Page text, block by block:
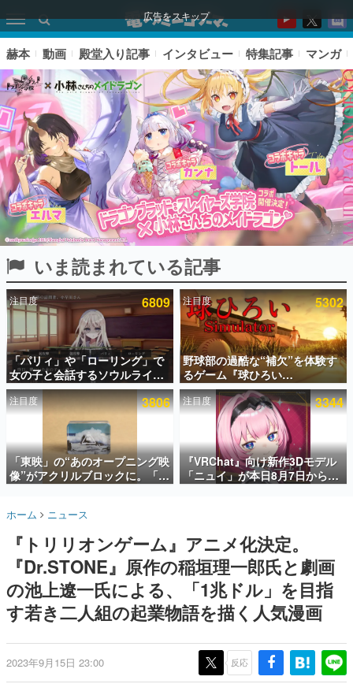
広告をスキップ
ピックアップ
電ファミのいま読まれている記事ランキング
アプリセール情報
インタビュー
連載・特集一覧
殿堂入り記事
SNS拡散数が数千以上！ ページビュー数万以上！ などな
ど。多くの人々に読まれた、電ファミ渾身の“殿堂入り”記
事をまとめました。
名作ゲームクリエイターの方々に製作時のエピソードをお
きます。
赫本
この物語を解いてはいけない。『赫本』は、〈試験問題〉
の形をした短編ホラー小説集です。
これからのデジタルゲーム市場を担う若きクリエイター達
の姿を追い、彼らのルーツと情熱を探っていきます。
赫本 動画 殿堂入り記事 インタビュー 特集記事 マンガ
いま読まれている記事
注目度 6809
「パリィ」や「ローリング」で
女の子と会話するソウルライク
恋愛ゲーム『小早川さんはソウ
ルライク』無料公開。返事に失
敗すると「YOU DIED」
注目度 5302
野球部の過酷な“補欠”を体験す
るゲーム『球ひろい
Simulator』が「1件」のウィッ
シュリストをもとにチェコ語に
対応しSNSで話題に。『キング
ダム・カム』開発元やチェコの
プロ野球選手から称賛の声
注目度 3806
「東映」の“あのオープニング映
像”がアクリルブロックに。「東
映ヒストリカル グッズコレクシ
注目度 3344
『VRChat』向け新作3Dモデル
「ニュイ」が本日8月7日から
BOOTHにて発売。瞳に光る星
ホーム ニュース
『トリリオンゲーム』アニメ化決定。
『Dr.STONE』原作の稲垣理一郎氏と劇画
の池上遼一氏による、「1兆ドル」を目指
す若き二人組の起業物語を描く人気漫画
2023年9月15日 23:00 反応